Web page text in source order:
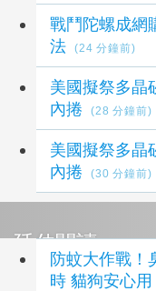
戰鬥陀螺成
法
(24 分鐘前)
美國擬祭多
內捲
(28 分鐘前)
美國擬祭多
內捲
(30 分鐘前)
延伸閱讀
防蚊大作戰！
時 貓狗安心用